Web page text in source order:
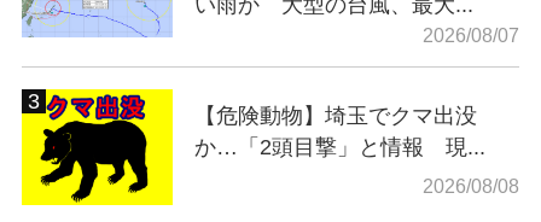
2026/08/07
【危険動物】埼玉でクマ出没
か…「2頭目撃」と情報 現...
2026/08/08